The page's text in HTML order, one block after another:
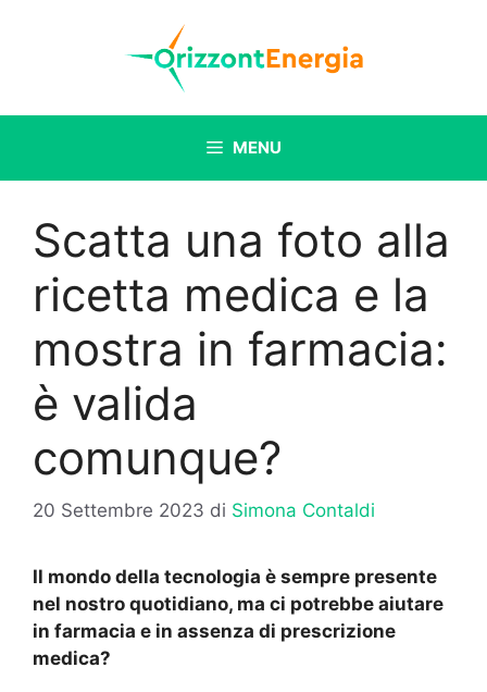
MENU
Scatta una foto alla
ricetta medica e la
mostra in farmacia:
è valida
comunque?
20 Settembre 2023 di Simona Contaldi
Il mondo della tecnologia è sempre presente
nel nostro quotidiano, ma ci potrebbe aiutare
in farmacia e in assenza di prescrizione
medica?